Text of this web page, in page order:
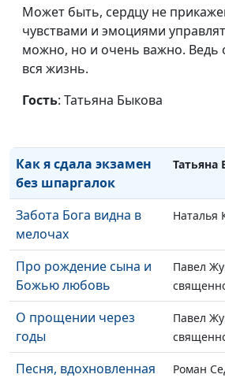
Может быть, сердцу не
чувствами и эмоциями
можно, но и очень важно. Ведь
вся жизнь.
Гость: Татьяна Быкова
потому что была
верующей
Бог подарил мне
Татьяна
Как я сдала экзамен
без шпаргалок
Татьяна
Забота Бога видна в
мелочах
Наталья
Про рождение сына и
Божью любовь
Павел
О прощении через
годы
Павел
Песня, вдохновленная
Роман